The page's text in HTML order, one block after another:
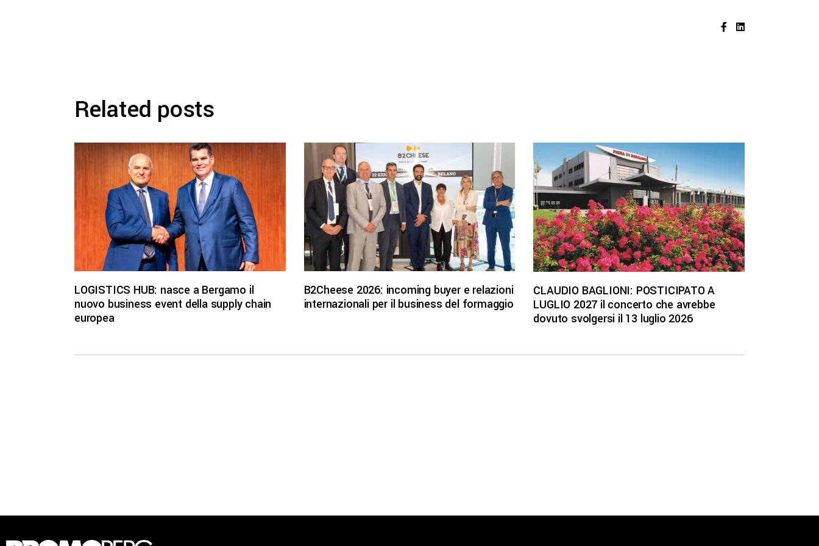
Related posts
LOGISTICS HUB: nasce a Bergamo il
nuovo business event della supply chain
europea
B2Cheese 2026: incoming buyer e relazioni
internazionali per il business del formaggio
CLAUDIO BAGLIONI: POSTICIPATO A
LUGLIO 2027 il concerto che avrebbe
dovuto svolgersi il 13 luglio 2026